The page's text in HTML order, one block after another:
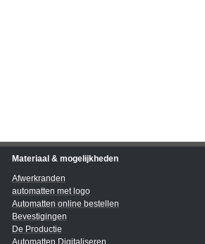
Materiaal & mogelijkheden
Afwerkranden
automatten met logo
Automatten online bestellen
Bevestigingen
De Productie
Automatten Digitaliseren